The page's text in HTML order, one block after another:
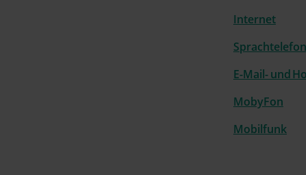
Internet
E-Mail- und
MobyFon
Mobilfunk